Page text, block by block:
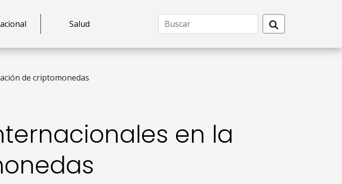
Salud
de criptomonedas
en la